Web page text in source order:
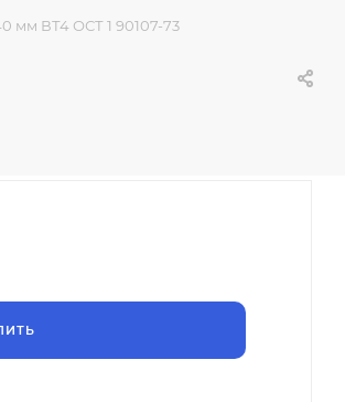
мм ВТ4 ОСТ 1 90107-73